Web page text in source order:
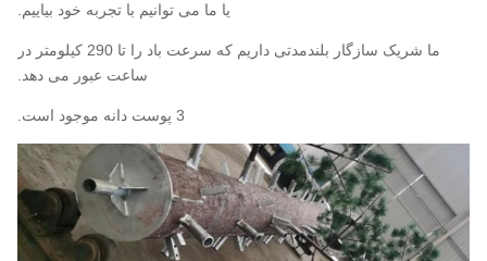
یا ما می توانیم با تجربه خود بیاییم.
ما شریک سازگار بلندمدتی داریم که سرعت باد را تا 290 کیلومتر در
ساعت عبور می دهد.
3 پوست دانه موجود است.